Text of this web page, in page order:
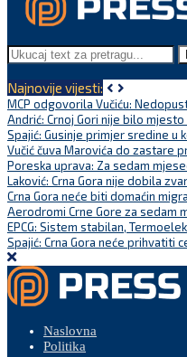
Najnovije vijesti:
MCP odgovorila Vučiću:
Andrić: Crnoj Gori nije bilo mjesto
Spajić: Gusinje primjer sredine u
Vučić čuva Marovića do zastare
Poreska uprava: Za sedam
Laković: Crna Gora nije dobila
Crna Gora neće biti domaćin
Aerodromi Crne Gore za sedam
EPCG: Sistem stabilan,
Spajić: Crna Gora neće prihvatiti
Naslovna
Politika